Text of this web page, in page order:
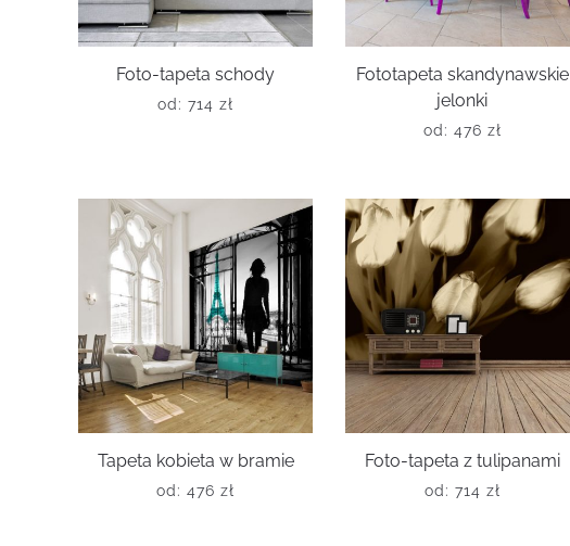
Foto-tapeta schody
od: 714 zł
Fototapeta skandynawskie
jelonki
od: 476 zł
Tapeta kobieta w bramie
od: 476 zł
Foto-tapeta z tulipanami
od: 714 zł